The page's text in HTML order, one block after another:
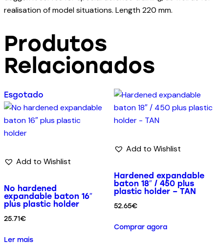
realisation of model situations. Length 220 mm.
Produtos
Relacionados
Esgotado
Add to Wishlist
No hardened
expandable baton 16″
plus plastic holder
25.71€
Ler mais
Add to Wishlist
Hardened expandable
baton 18″ / 450 plus
plastic holder – TAN
52.65€
Comprar agora